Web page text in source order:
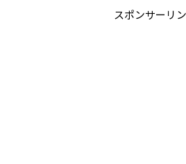
スポンサーリ